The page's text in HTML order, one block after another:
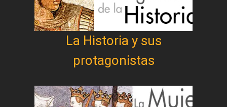
La Historia y sus
protagonistas